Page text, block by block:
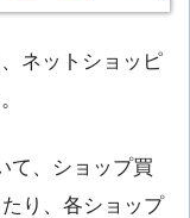
ネットショッピ
て、ショップ買
り、各ショップ